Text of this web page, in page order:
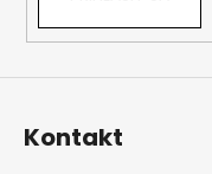
Kontakt